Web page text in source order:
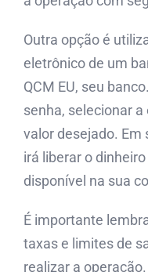
Outra opção é
eletrônico de um
QCM EU, seu
senha, selecionar
valor desejado. Em
irá liberar o
disponível na sua
É importante
taxas e limites de
realizar a